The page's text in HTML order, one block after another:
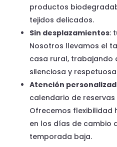
productos
tejidos delicados.
Sin desplazamientos:
Nosotros llevamos el
casa rural, trabajando
silenciosa y
Atención
calendario de
Ofrecemos flexibilidad
en los días de cambio
temporada baja.